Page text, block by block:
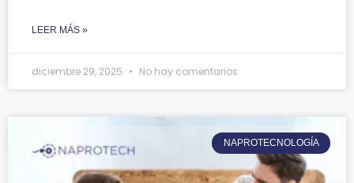
LEER MÁS »
diciembre 29, 2025 No hay comentarios
NAPROTECNOLOGÍA